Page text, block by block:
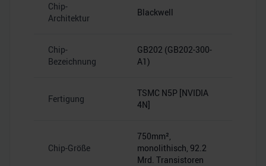
Chip-
Architektur
Blackwell
Chip-
Bezeichnung
GB202 (GB202-300-
A1)
Fertigung
TSMC N5P [NVIDIA
4N]
Chip-Größe
750mm²,
monolithisch, 92.2
Mrd. Transistoren